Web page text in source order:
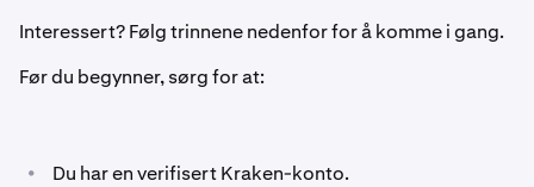
Interessert? Følg trinnene nedenfor for å komme i gang.
Før du begynner, sørg for at:
• Du har en verifisert Kraken-konto.